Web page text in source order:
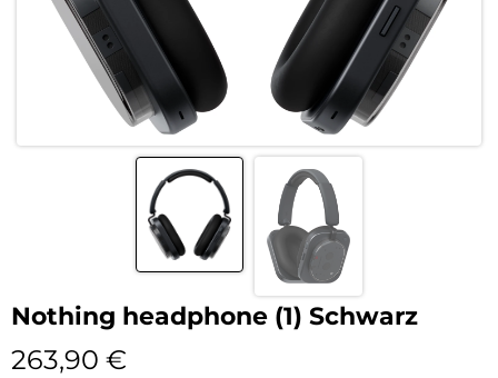
Nothing headphone (1) Schwarz
263,90 €